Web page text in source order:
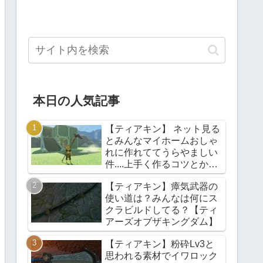
本日の人気記事
【ティアキン】 ネット見る
とみんなマイホームおしゃ
れに作れててうらやましい
件....上手く作るコツとかあ
る？【ティアーズオブザキ
ングダム】
【ティアキン】瘴気武器の
使い道は？みんなは何にス
クラビルドしてる？【ティ
アーズオブザキングダム】
【ティアキン】粉砕Lv3と
思われる素材でイワロック